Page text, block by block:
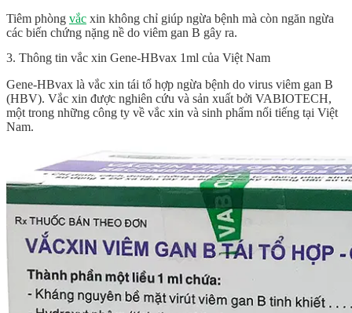
Tiêm phòng vắc xin không chỉ giúp ngừa bệnh mà còn ngăn ngừa
các biến chứng nặng nề do viêm gan B gây ra.
3. Thông tin vắc xin Gene-HBvax 1ml của Việt Nam
Gene-HBvax là vắc xin tái tổ hợp ngừa bệnh do virus viêm gan B
(HBV). Vắc xin được nghiên cứu và sản xuất bởi VABIOTECH,
một trong những công ty về vắc xin và sinh phẩm nổi tiếng tại Việt
Nam.